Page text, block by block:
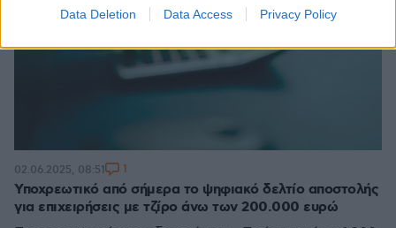
Data Deletion Data Access Privacy Policy
Υποχρεωτικό από σήμερα το ψηφιακό δελτίο αποστολής
για επιχειρήσεις με τζίρο άνω των 200.000 ευρώ
02.06.2025, 08:51 1